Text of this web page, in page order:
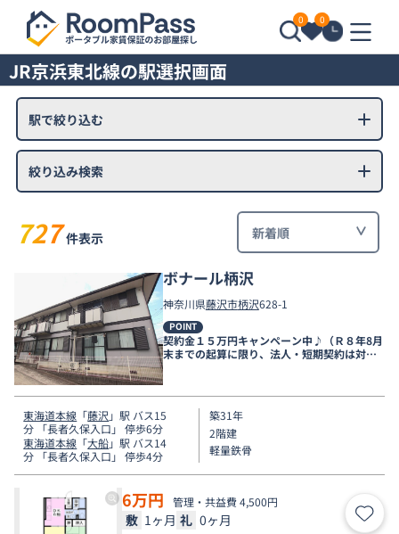
0 0
JR京浜東北線の駅選択画面
駅で絞り込む
絞り込み検索
727 件表示
ボナール柄沢
神奈川県藤沢市柄沢628-1
POINT
契約金１５万円キャンペーン中♪（Ｒ８年8月
末までの起算に限り、法人・短期契約は対象
外、短期違約金有）
東海道本線 「藤沢 」駅 バス15
分 「長者久保入口」 停歩6分
東海道本線 「大船」駅 バス14
分 「長者久保入口」 停歩4分
築31年
2階建
軽量鉄骨
6万円 管理・共益費 4,500円
敷 1ヶ月 礼 0ヶ月 お気